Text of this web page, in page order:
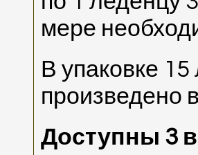
мере
В упаковке
произведено
Доступны 3